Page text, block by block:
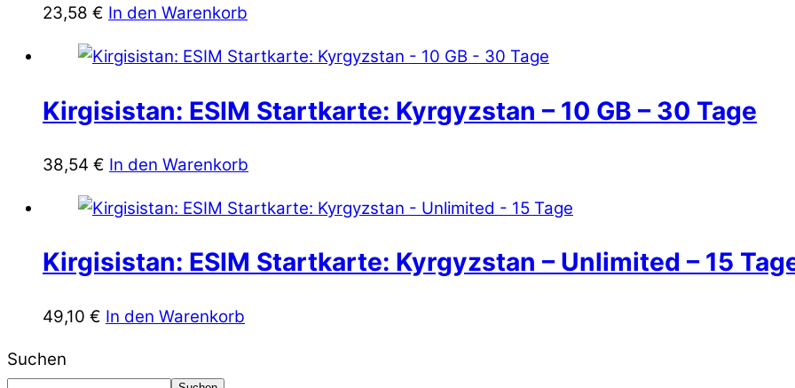
23,58 € In den Warenkorb
Kirgisistan: ESIM Startkarte: Kyrgyzstan – 10 GB – 30 Tage
38,54 € In den Warenkorb
Kirgisistan: ESIM Startkarte: Kyrgyzstan – Unlimited – 15
49,10 € In den Warenkorb
Suchen